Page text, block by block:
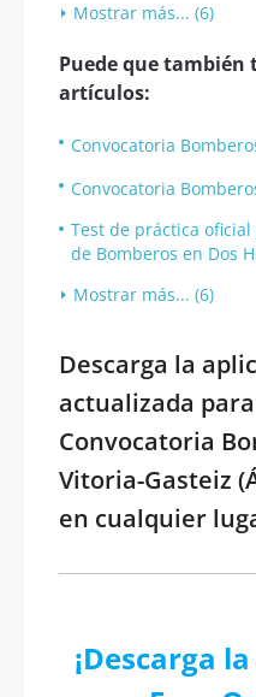
Mostrar más... (6)
Puede que también
artículos:
Convocatoria
Convocatoria
Test de práctica
de Bomberos en Dos
Mostrar más... (6)
Descarga la
actualizada
Convocatoria
Vitoria-Gasteiz
en cualquier
¡Descarga